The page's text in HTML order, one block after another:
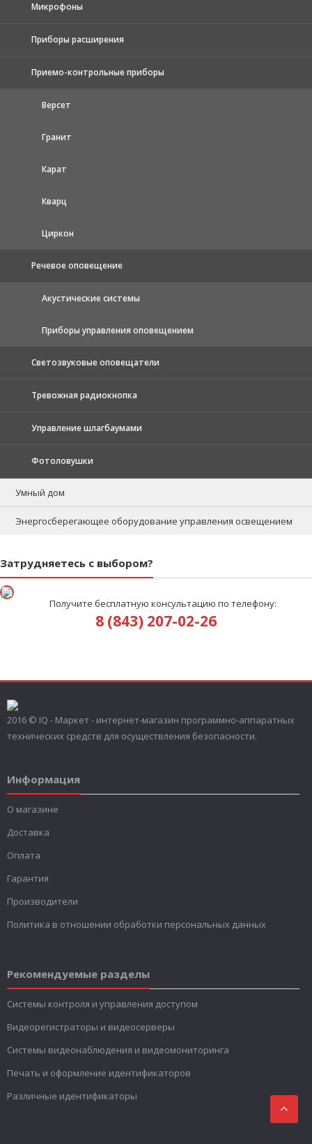
Микрофоны
Приборы расширения
Приемо-контрольные приборы
Версет
Гранит
Карат
Кварц
Циркон
Речевое оповещение
Акустические системы
Приборы управления оповещением
Светозвуковые оповещатели
Тревожная радиокнопка
Управление шлагбаумами
Фотоловушки
Умный дом
Энергосберегающее оборудование управления освещением
Затрудняетесь с выбором?
Получите бесплатную консультацию по телефону:
8 (843) 207-02-26
2016 © IQ - Маркет - интернет-магазин программно-аппаратных
технических средств для осуществления безопасности.
Информация
О магазине
Доставка
Оплата
Гарантия
Производители
Политика в отношении обработки персональных данных
Рекомендуемые разделы
Системы контроля и управления доступом
Видеорегистраторы и видеосерверы
Системы видеонаблюдения и видеомониторинга
Печать и оформление идентификаторов
Различные идентификаторы